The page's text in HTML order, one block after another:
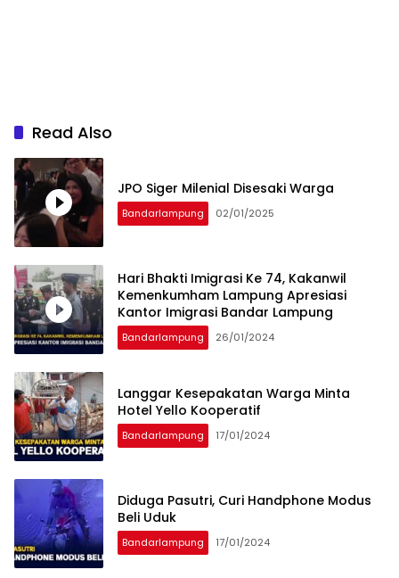
Read Also
JPO Siger Milenial Disesaki Warga
Bandarlampung 02/01/2025
Hari Bhakti Imigrasi Ke 74, Kakanwil
Kemenkumham Lampung Apresiasi
Kantor Imigrasi Bandar Lampung
Bandarlampung 26/01/2024
Langgar Kesepakatan Warga Minta
Hotel Yello Kooperatif
Bandarlampung 17/01/2024
Diduga Pasutri, Curi Handphone Modus
Beli Uduk
Bandarlampung 17/01/2024